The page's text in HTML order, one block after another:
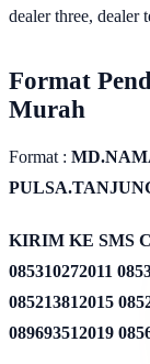
dealer three, dealer
Format
Murah
Format :
KIRIM KE SMS
085310272011
085213812015
089693512019